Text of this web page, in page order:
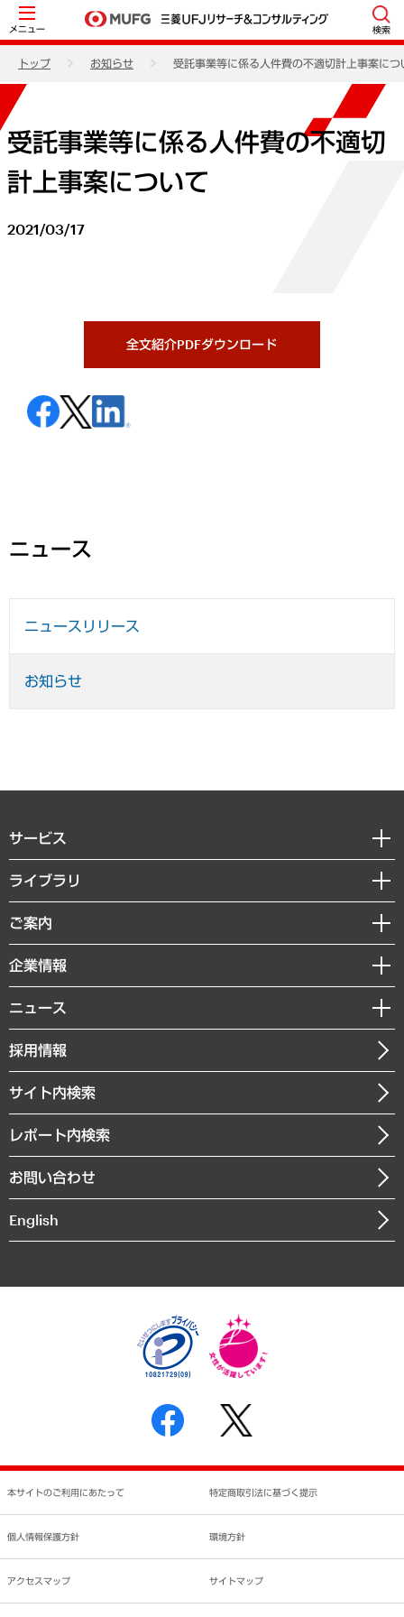
メニュー 検索
トップ お知らせ 受託事業等に係る人件費の不適切計上事案につ
受託事業等に係る人件費の不適切
計上事案について
2021/03/17
全文紹介PDFダウンロード
ニュース
ニュースリリース
お知らせ
サービス
経営戦略
組織・人事戦略
デジタルイノベーション
共生・ダイバーシティ
GRC（ガバナンス・リスク・コンプライアンス）・防災（政策）
経済・産業・雇用・労働
まちづくり・観光・交通・スポーツ・スマートシティ
自然資源・農林水産業・食料システム
ライブラリ
経済調査
レポート
コラム
経営用語集
受託・受注実績（官公庁関連）
メディア掲載・出演
ご案内
セミナー・イベント情報
MUFGビジネスセミナー
受託案件情報
企業情報
私たちの想い
社長メッセージ
会社概要
沿革
組織図・本部部室紹介
インドネシア現地法人
個人情報保護方針
反社会的勢力に対する基本方針
書面による個人情報の開示等の請求の手続きについて
ニュース
ニュースリリース
お知らせ
採用情報
サイト内検索
レポート内検索
お問い合わせ
English
本サイトのご利用にあたって 特定商取引法に基づく提示
個人情報保護方針 環境方針
アクセスマップ サイトマップ